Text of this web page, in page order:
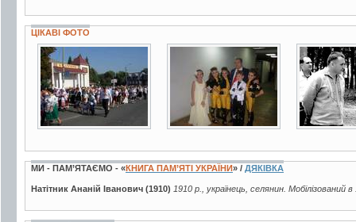
ЦІКАВІ ФОТО
5 фото 6 фото
МИ - ПАМ’ЯТАЄМО - «КНИГА ПАМ’ЯТІ УКРАЇНИ» / ДЯКІВКА
Натітник Ананій Іванович (1910) 1910 р., українець, селянин. Мобілізований